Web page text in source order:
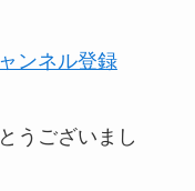
ンネル登録
うございまし